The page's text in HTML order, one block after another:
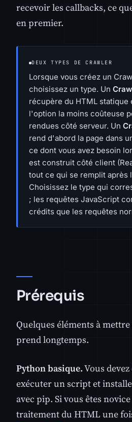
recevoir les callbacks, ce
en premier.
DEUX TYPES DE CRAWLER
Lorsque vous créez un
choisissez un type. Un
récupère du HTML statique
l'option la moins coûteuse
rendues côté serveur. Un
rend d'abord la page dans
ce dont vous avez besoin
est construit côté client
tout ce qui se remplit après
Choisissez le type qui
; les requêtes JavaScript
crédits que les requêtes
Prérequis
Quelques éléments à
prend longtemps.
Python basique.Vous
exécuter un script et
avec pip. Si vous êtes
traitement du HTML une